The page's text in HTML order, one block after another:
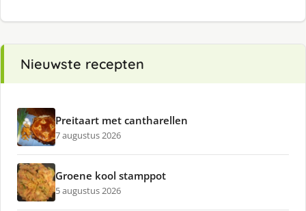
Nieuwste recepten
Preitaart met cantharellen
7 augustus 2026
Groene kool stamppot
5 augustus 2026